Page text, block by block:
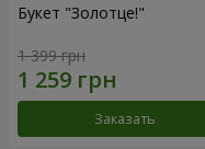
Букет "Золотце!"
1 399 грн
Заказать